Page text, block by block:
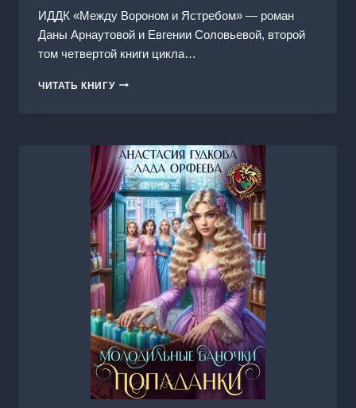
ИДДК «Между Вороном и Ястребом» — роман
Даны Арнаутовой и Евгении Соловьевой, второй
том четвертой книги цикла…
ЧИТАТЬ КНИГУКОРОЛЕВА
ВОРОНОМ
И
ЯСТРЕБОМ.
ТОМ